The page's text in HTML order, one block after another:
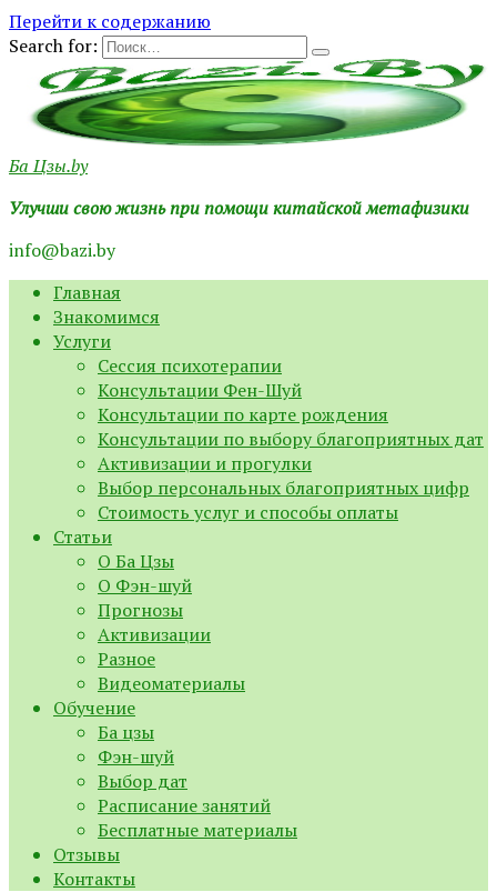
Перейти к содержанию
Search for:
Ба Цзы.by
Улучши свою жизнь при помощи китайской метафизики
info@bazi.by
Главная
Знакомимся
Услуги
Сессия психотерапии
Консультации Фен-Шуй
Консультации по карте рождения
Консультации по выбору благоприятных дат
Активизации и прогулки
Выбор персональных благоприятных цифр
Стоимость услуг и способы оплаты
Статьи
О Ба Цзы
О Фэн-шуй
Прогнозы
Активизации
Разное
Видеоматериалы
Обучение
Ба цзы
Фэн-шуй
Выбор дат
Расписание занятий
Бесплатные материалы
Отзывы
Контакты